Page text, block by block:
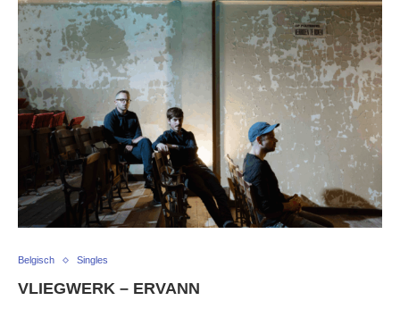
Belgisch Singles
VLIEGWERK – ERVANN